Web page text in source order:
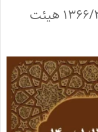
رای وحدت رویه شماره ۵۰۲ - ۱۳۶۶/۲/۱۰ هیئت